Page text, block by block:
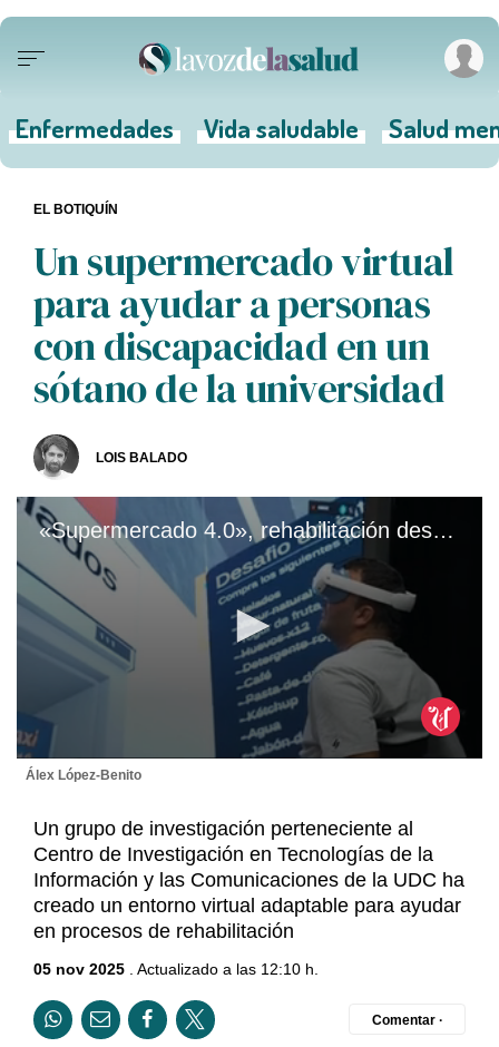
Enfermedades Vida saludable Salud
Un supermercado virtual
para ayudar a personas
con discapacidad en un
sótano de la universidad
LOIS BALADO
EL BOTIQUÍN
«Supermercado 4.0», rehabilitación desde el CITIC.
seconds
minutes,
50
seconds
Álex López-Benito
Un grupo de investigación perteneciente al
Centro de Investigación en Tecnologías de la
Información y las Comunicaciones de la UDC ha
creado un entorno virtual adaptable para ayudar
en procesos de rehabilitación
05 nov 2025 . Actualizado a las 12:10 h.
Comentar ·